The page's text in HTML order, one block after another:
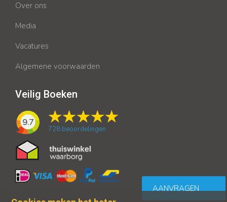
AANVRAGEN
Over ons
Media
Vacatures
Algemene voorwaarden
Veilig Boeken
9.7
728 beoordelingen